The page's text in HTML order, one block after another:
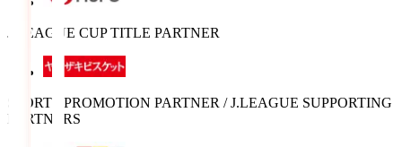
J.LEAGUE CUP TITLE PARTNER
SPORTS PROMOTION PARTNER / J.LEAGUE SUPPORTING
PARTNERS